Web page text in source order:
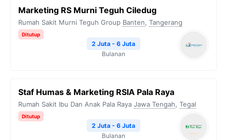
Marketing RS Murni Teguh Ciledug
Rumah Sakit Murni Teguh Group Banten, Tangerang
Ditutup
2 Juta - 6 Juta
Bulanan
Staf Humas & Marketing RSIA Pala Raya
Rumah Sakit Ibu Dan Anak Pala Raya Jawa Tengah, Tegal
Ditutup
2 Juta - 6 Juta
Bulanan